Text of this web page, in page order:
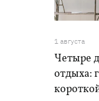
1 августа
Четыре
отдыха: